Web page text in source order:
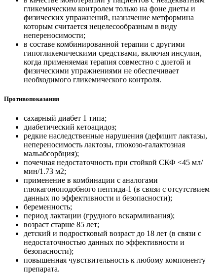
гликемическим контролем только на фоне диеты и
физических упражнений, назначение метформина
которым считается нецелесообразным в виду
непереносимости;
в составе комбинированной терапии с другими
гипогликемическими средствами, включая инсулин,
когда применяемая терапия совместно с диетой и
физическими упражнениями не обеспечивает
необходимого гликемического контроля.
Противопоказания
сахарный диабет 1 типа;
диабетический кетоацидоз;
редкие наследственные нарушения (дефицит лактазы,
непереносимость лактозы, глюкозо-галактозная
мальабсорбция);
почечная недостаточность при стойкой СКФ <45 мл/
мин/1.73 м2;
применение в комбинации с аналогами
глюкагоноподобного пептида-1 (в связи с отсутствием
данных по эффективности и безопасности);
беременность;
период лактации (грудного вскармливания);
возраст старше 85 лет;
детский и подростковый возраст до 18 лет (в связи с
недостаточностью данных по эффективности и
безопасности);
повышенная чувствительность к любому компоненту
препарата.